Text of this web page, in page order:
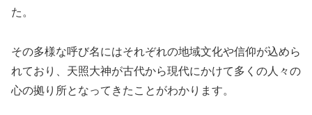
た。
その多様な呼び名にはそれぞれの地域文化や信仰が込めら
れており、天照大神が古代から現代にかけて多くの人々の
心の拠り所となってきたことがわかります。